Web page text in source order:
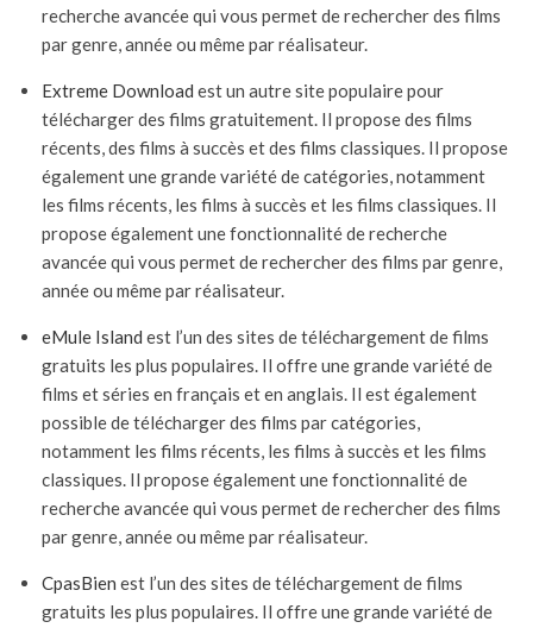
recherche avancée qui vous permet de rechercher des films
par genre, année ou même par réalisateur.
Extreme Download est un autre site populaire pour
télécharger des films gratuitement. Il propose des films
récents, des films à succès et des films classiques. Il propose
également une grande variété de catégories, notamment
les films récents, les films à succès et les films classiques. Il
propose également une fonctionnalité de recherche
avancée qui vous permet de rechercher des films par genre,
année ou même par réalisateur.
eMule Island est l’un des sites de téléchargement de films
gratuits les plus populaires. Il offre une grande variété de
films et séries en français et en anglais. Il est également
possible de télécharger des films par catégories,
notamment les films récents, les films à succès et les films
classiques. Il propose également une fonctionnalité de
recherche avancée qui vous permet de rechercher des films
par genre, année ou même par réalisateur.
CpasBien est l’un des sites de téléchargement de films
gratuits les plus populaires. Il offre une grande variété de